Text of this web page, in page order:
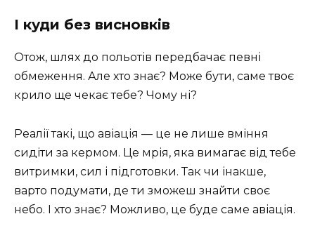
І куди без висновків
Отож, шлях до польотів передбачає певні
обмеження. Але хто знає? Може бути, саме твоє
крило ще чекає тебе? Чому ні?
Реалії такі, що авіація — це не лише вміння
сидіти за кермом. Це мрія, яка вимагає від тебе
витримки, сил і підготовки. Так чи інакше,
варто подумати, де ти зможеш знайти своє
небо. І хто знає? Можливо, це буде саме авіація.